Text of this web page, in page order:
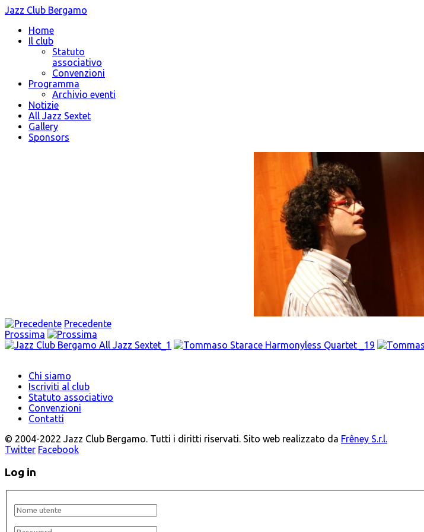
Jazz Club Bergamo
Home
Il club
Statuto
associativo
Convenzioni
Programma
Archivio eventi
Notizie
All Jazz Sextet
Gallery
Sponsors
Precedente
Prossima
Chi siamo
Iscriviti al club
Statuto associativo
Convenzioni
Contatti
© 2004-2022 Jazz Club Bergamo. Tutti i diritti riservati. Sito web realizzato da Frêney S.r.l.
Twitter Facebook
Log in